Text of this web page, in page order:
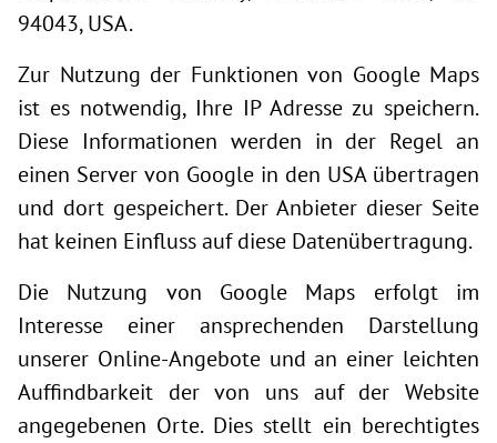
94043, USA.
Zur Nutzung der Funktionen von Google Maps
ist es notwendig, Ihre IP Adresse zu speichern.
Diese Informationen werden in der Regel an
einen Server von Google in den USA übertragen
und dort gespeichert. Der Anbieter dieser Seite
hat keinen Einfluss auf diese Datenübertragung.
Die Nutzung von Google Maps erfolgt im
Interesse einer ansprechenden Darstellung
unserer Online-Angebote und an einer leichten
Auffindbarkeit der von uns auf der Website
angegebenen Orte. Dies stellt ein berechtigtes